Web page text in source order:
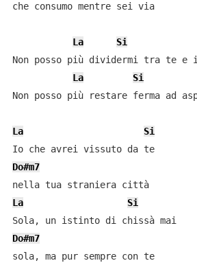
che consumo mentre sei via
La Si
Non posso più dividermi tra te e
La
Si
Non posso più restare ferma ad
La
Si
Io che avrei vissuto da te
Do#m7
nella tua straniera città
La
Si
Do#m7
sola, ma pur sempre con te